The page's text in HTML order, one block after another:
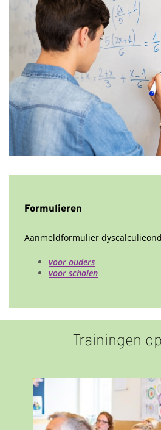
Formulieren
Aanmeldformulier
voor ouders
voor scholen
Trainingen